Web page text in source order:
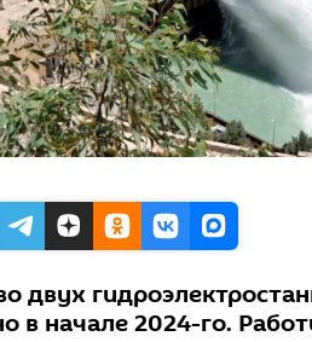
двух
в начале 2024-го.